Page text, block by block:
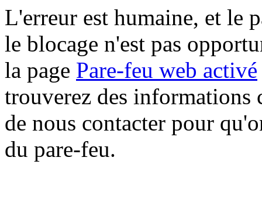
L'erreur est humaine, et le
le blocage n'est pas
la page Pare-feu web activé
trouverez des informations
de nous contacter pour
du pare-feu.